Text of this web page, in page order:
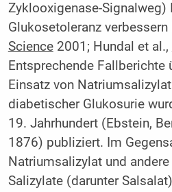
Zyklooxigenase-
Glukosetoleranz verbessern
Science2001; Hundal et al.,
Entsprechende Fallberichte
Einsatz von
diabetischer Glukosurie
19. Jahrhundert (Ebstein,
1876) publiziert. Im
Natriumsalizylat und
Salizylate (darunter